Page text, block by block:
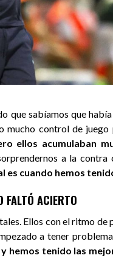
que sabíamos que
control de juego
ellos acumulaban
a la
es cuando hemos
FALTÓ ACIERTO
Ellos con el ritmo
a tener
hemos tenido las